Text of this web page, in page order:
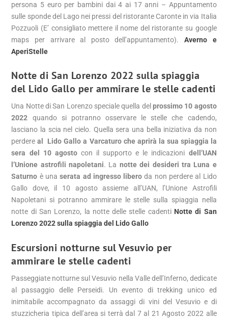
persona 5 euro per bambini dai 4 ai 17 anni – Appuntamento
sulle sponde del Lago nei pressi del ristorante Caronte in via Italia
Pozzuoli (E’ consigliato mettere il nome del ristorante su google
maps per arrivare al posto dell’appuntamento). Averno e
AperiStelle
Notte di San Lorenzo 2022 sulla spiaggia
del Lido Gallo per ammirare le stelle cadenti
Una Notte di San Lorenzo speciale quella del prossimo 10 agosto
2022 quando si potranno osservare le stelle che cadendo,
lasciano la scia nel cielo. Quella sera una bella iniziativa da non
perdereal Lido Gallo a Varcaturo che aprirà la sua spiaggia la
sera del 10 agostocon il supporto e le indicazioni dell’UAN
l’Unione astrofili napoletani. La notte dei desideri tra Luna e
Saturno è unaserata ad ingresso libero da non perdere al Lido
Gallo dove, il 10 agosto assieme all’UAN, l’Unione Astrofili
Napoletani si potranno ammirare le stelle sulla spiaggia nella
notte di San Lorenzo, la notte delle stelle cadenti Notte di San
Lorenzo 2022 sulla spiaggia del Lido Gallo
Escursioni notturne sul Vesuvio per
ammirare le stelle cadenti
Passeggiate notturne sul Vesuvio nella Valle dell’Inferno, dedicate
al passaggio delle Perseidi. Un evento di trekking unico ed
inimitabile accompagnato da assaggi di vini del Vesuvio e di
stuzzicheria tipica dell’area si terrà dal 7 al 21 Agosto 2022 alle